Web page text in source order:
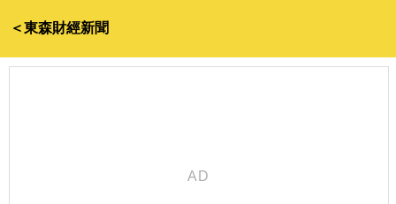
＜東森財經新聞